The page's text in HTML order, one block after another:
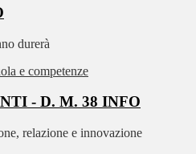
durerà
- D. M. 38 INFO
relazione e innovazione